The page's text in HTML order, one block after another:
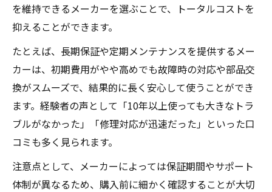
を維持できるメーカーを選ぶことで、トータルコストを
抑えることができます。
たとえば、長期保証や定期メンテナンスを提供するメー
カーは、初期費用がやや高めでも故障時の対応や部品交
換がスムーズで、結果的に長く安心して使うことができ
ます。経験者の声として「10年以上使っても大きなトラ
ブルがなかった」「修理対応が迅速だった」といった口
コミも多く見られます。
注意点として、メーカーによっては保証期間やサポート
体制が異なるため、購入前に細かく確認することが大切